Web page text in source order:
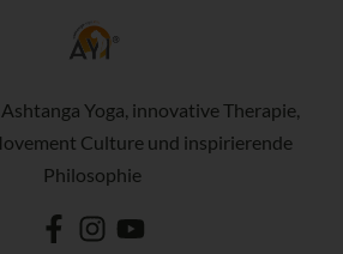
Yoga, innovative Therapie,
Culture und inspirierende
Philosophie